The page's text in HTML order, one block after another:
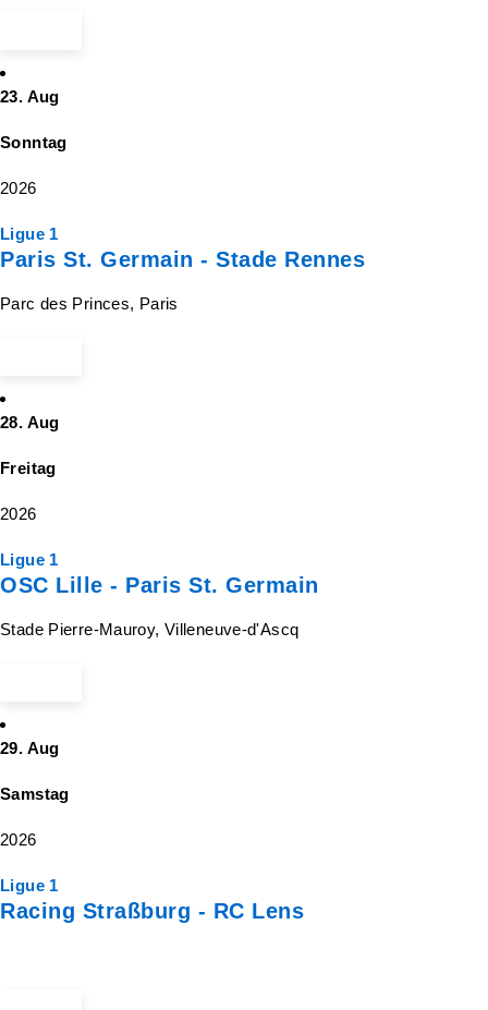
23. Aug
Sonntag
2026
Ligue 1
Paris St. Germain - Stade Rennes
Parc des Princes, Paris
28. Aug
Freitag
2026
Ligue 1
OSC Lille - Paris St. Germain
Stade Pierre-Mauroy, Villeneuve-d'Ascq
29. Aug
Samstag
2026
Ligue 1
Racing Straßburg - RC Lens